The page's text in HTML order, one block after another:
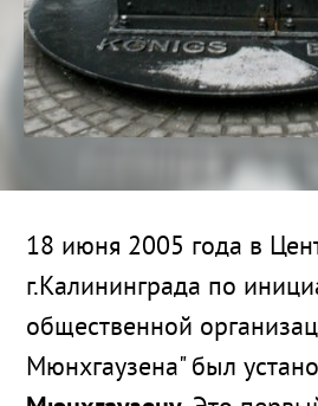
18 июня 2005 года в
г.Калининграда по
общественной
Мюнхгаузена" был